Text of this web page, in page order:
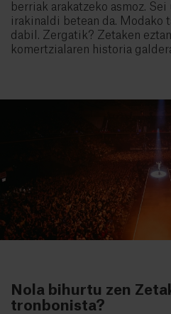
berriak arakatzeko asmoz.
irakinaldi betean da. Modako
dabil. Zergatik? Zetaken
komertzialaren historia
Nola bihurtu zen
tronbonista?